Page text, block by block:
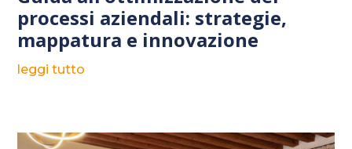
processi aziendali: strategie,
mappatura e innovazione
leggi tutto